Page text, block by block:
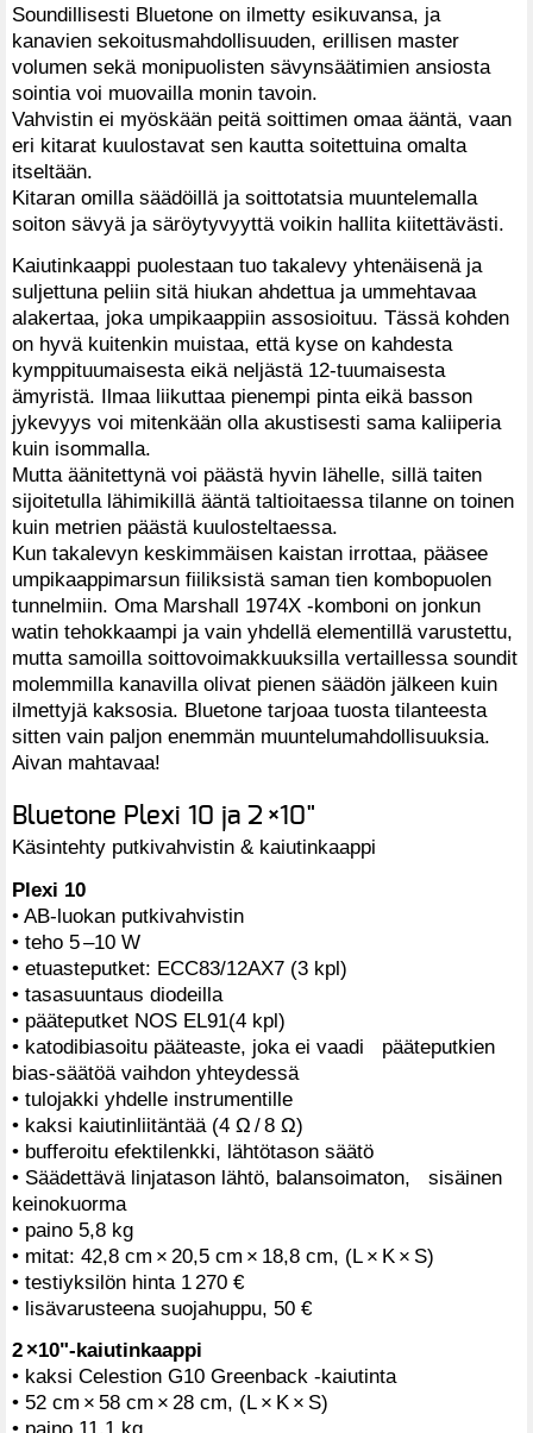
Soundillisesti Bluetone on ilmetty esikuvansa, ja
kanavien sekoitusmahdollisuuden, erillisen master
volumen sekä monipuolisten sävynsäätimien ansiosta
sointia voi muovailla monin tavoin.
Vahvistin ei myöskään peitä soittimen omaa ääntä, vaan
eri kitarat kuulostavat sen kautta soitettuina omalta
itseltään.
Kitaran omilla säädöillä ja soittotatsia muuntelemalla
soiton sävyä ja säröytyvyyttä voikin hallita kiitettävästi.
Kaiutinkaappi puolestaan tuo takalevy yhtenäisenä ja
suljettuna peliin sitä hiukan ahdettua ja ummehtavaa
alakertaa, joka umpikaappiin assosioituu. Tässä kohden
on hyvä kuitenkin muistaa, että kyse on kahdesta
kymppituumaisesta eikä neljästä 12-tuumaisesta
ämyristä. Ilmaa liikuttaa pienempi pinta eikä basson
jykevyys voi mitenkään olla akustisesti sama kaliiperia
kuin isommalla.
Mutta äänitettynä voi päästä hyvin lähelle, sillä taiten
sijoitetulla lähimikillä ääntä taltioitaessa tilanne on toinen
kuin metrien päästä kuulosteltaessa.
Kun takalevyn keskimmäisen kaistan irrottaa, pääsee
umpikaappimarsun fiiliksistä saman tien kombopuolen
tunnelmiin. Oma Marshall 1974X -komboni on jonkun
watin tehokkaampi ja vain yhdellä elementillä varustettu,
mutta samoilla soittovoimakkuuksilla vertaillessa soundit
molemmilla kanavilla olivat pienen säädön jälkeen kuin
ilmettyjä kaksosia. Bluetone tarjoaa tuosta tilanteesta
sitten vain paljon enemmän muuntelumahdollisuuksia.
Aivan mahtavaa!
Bluetone Plexi 10 ja 2 ×10"
Käsintehty putkivahvistin & kaiutinkaappi
Plexi 10
• AB-luokan putkivahvistin
• teho 5 –10 W
• etuasteputket: ECC83/12AX7 (3 kpl)
• tasasuuntaus diodeilla
• pääteputket NOS EL91(4 kpl)
• katodibiasoitu pääteaste, joka ei vaadi pääteputkien
bias-säätöä vaihdon yhteydessä
• tulojakki yhdelle instrumentille
• kaksi kaiutinliitäntää (4 Ω / 8 Ω)
• bufferoitu efektilenkki, lähtötason säätö
• Säädettävä linjatason lähtö, balansoimaton, sisäinen
keinokuorma
• paino 5,8 kg
• mitat: 42,8 cm × 20,5 cm × 18,8 cm, (L × K × S)
• testiyksilön hinta 1 270 €
• lisävarusteena suojahuppu, 50 €
2 ×10"-kaiutinkaappi
• kaksi Celestion G10 Greenback -kaiutinta
• 52 cm × 58 cm × 28 cm, (L × K × S)